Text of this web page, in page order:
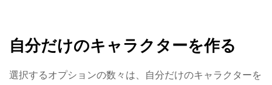
自分だけのキャラクターを作る
選択するオプションの数々は、自分だけのキャラクターを